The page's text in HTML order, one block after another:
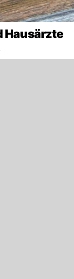
Hausärzte